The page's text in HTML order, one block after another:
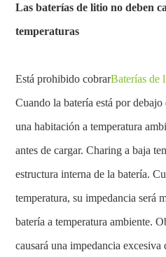
Las baterías de litio no deben
temperaturas
Está prohibido cobrarBaterías de
Cuando la batería está por
una habitación a temperatura
antes de cargar. Charing a baja
estructura interna de la batería.
temperatura, su impedancia será
batería a temperatura ambiente.
causará una impedancia